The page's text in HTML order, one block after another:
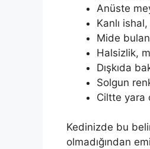
Anüste
Kanlı
Mide
Halsizlik,
Dışkıda
Solgun
Ciltte yara
Kedinizde bu
olmadığından